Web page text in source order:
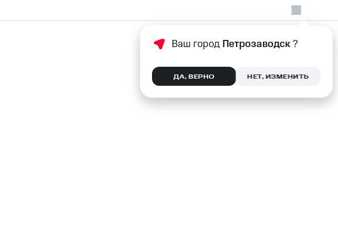
Ваш город Петрозаводск?
ДА, ВЕРНО НЕТ, ИЗМЕНИТЬ